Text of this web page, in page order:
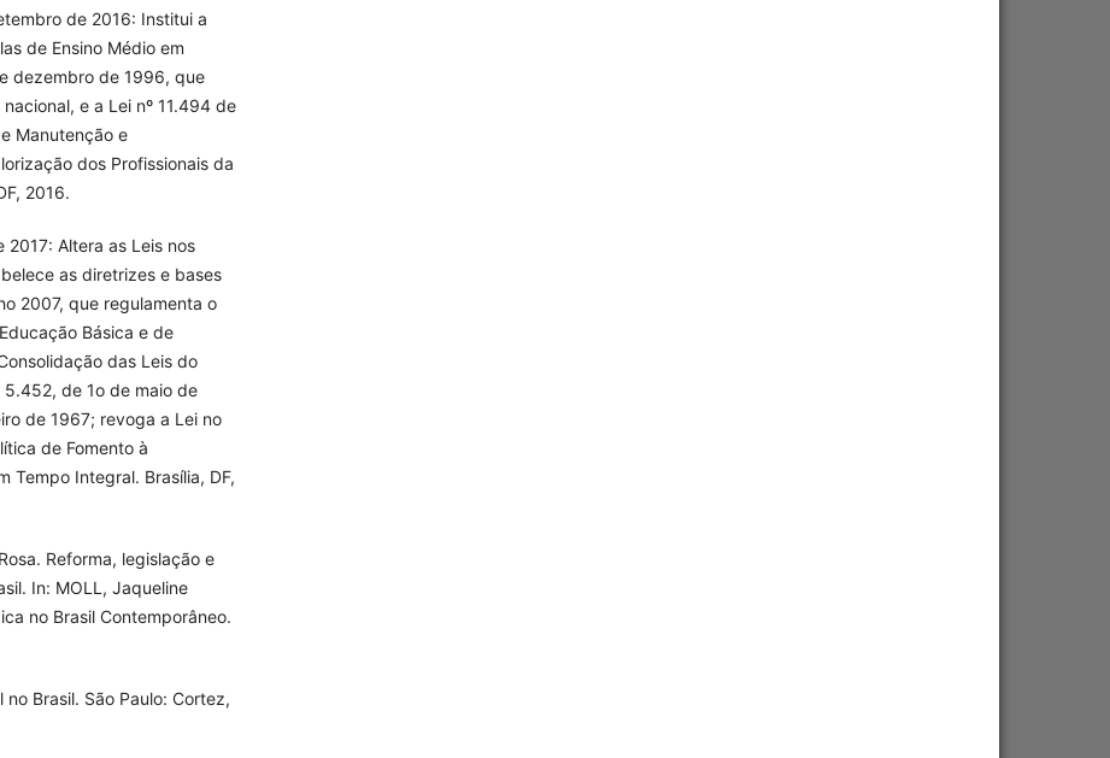
de 2016: Institui a
de Ensino Médio em
dezembro de 1996, que
e a Lei nº 11.494 de
Manutenção e
dos Profissionais da
2016.
2017: Altera as Leis nos
as diretrizes e bases
2007, que regulamenta o
Básica e de
das Leis do
de 1o de maio de
de 1967; revoga a Lei no
de Fomento à
Tempo Integral. Brasília, DF,
Reforma, legislação e
In: MOLL, Jaqueline
no Brasil Contemporâneo.
no Brasil. São Paulo: Cortez,